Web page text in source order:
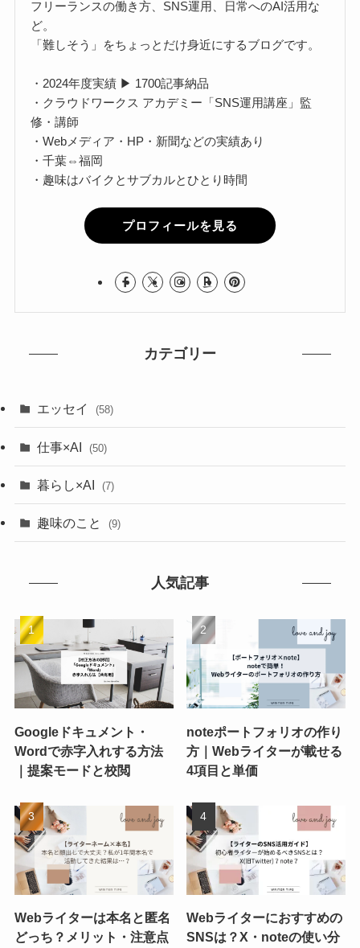
フリーランスの働き方、SNS運用、日常へのAI活用な
ど。
「難しそう」をちょっとだけ身近にするブログです。
・2024年度実績 ▶ 1700記事納品
・クラウドワークス アカデミー「SNS運用講座」監
修・講師
・Webメディア・HP・新聞などの実績あり
・千葉⇔福岡
・趣味はバイクとサブカルとひとり時間
プロフィールを見る
カテゴリー
エッセイ (58)
仕事×AI (50)
暮らし×AI (7)
趣味のこと (9)
人気記事
Googleドキュメント・
Wordで赤字入れする方法
｜提案モードと校閲
noteポートフォリオの作り
方｜Webライターが載せる
4項目と単価
Webライターは本名と匿名
どっち？メリット・注意点
Webライターにおすすめの
SNSは？X・noteの使い分